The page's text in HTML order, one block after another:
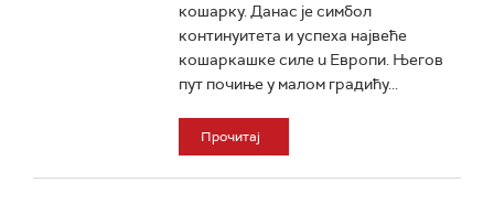
кошарку. Данас је симбол
континуитета и успеха највеће
кошаркашкe силe u Европи. Његов
пут почиње у малом градићу...
Прочитај